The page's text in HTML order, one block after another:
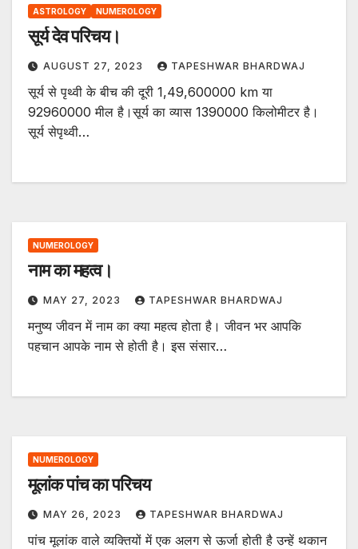
ASTROLOGY NUMEROLOGY
सूर्य देव परिचय।
AUGUST 27, 2023 TAPESHWAR BHARDWAJ
सूर्य से पृथ्वी के बीच की दूरी 1,49,600000 km या
92960000 मील है।सूर्य का व्यास 1390000 किलोमीटर है।
सूर्य सेपृथ्वी…
NUMEROLOGY
नाम का महत्व।
MAY 27, 2023 TAPESHWAR BHARDWAJ
मनुष्य जीवन में नाम का क्या महत्व होता है। जीवन भर आपकि
पहचान आपके नाम से होती है। इस संसार…
NUMEROLOGY
मूलांक पांच का परिचय
MAY 26, 2023 TAPESHWAR BHARDWAJ
पांच मूलांक वाले व्यक्तियों में एक अलग से ऊर्जा होती है उन्हें थकान